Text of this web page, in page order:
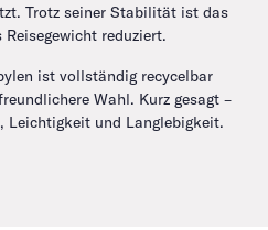
Trotz seiner Stabilität ist das
reduziert.
ist vollständig recycelbar
Wahl. Kurz gesagt –
Leichtigkeit und Langlebigkeit.